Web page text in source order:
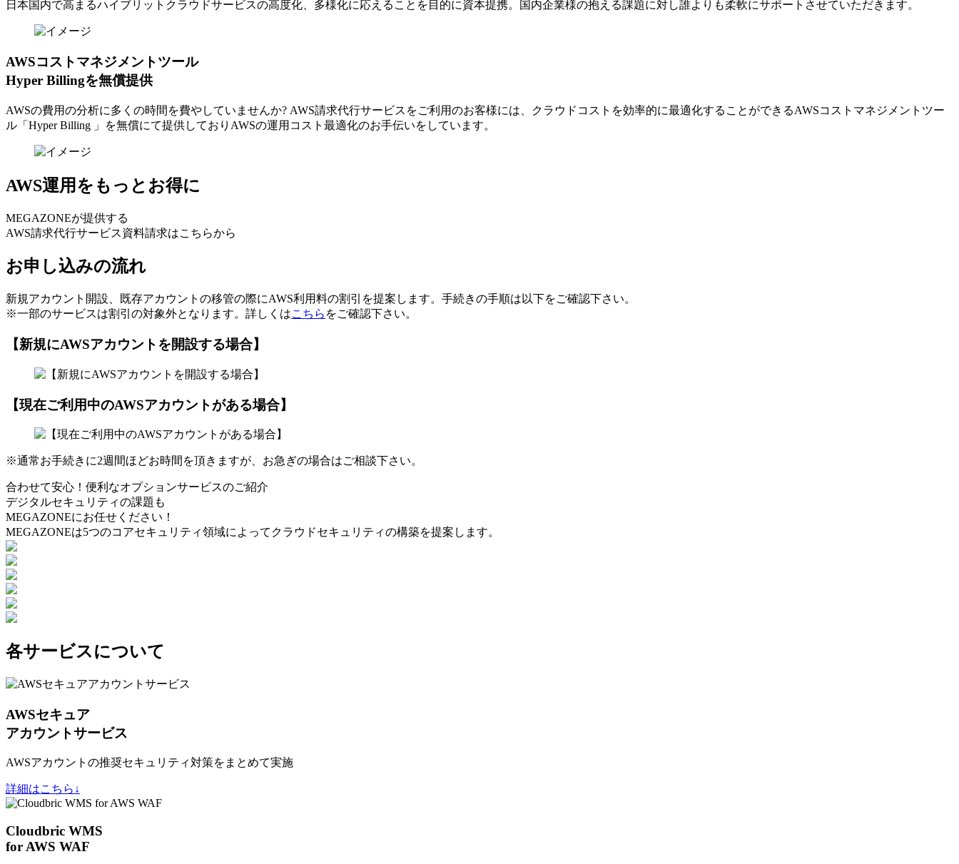
日本国内で高まるハイブリットクラウドサービスの高度化、多様化に応えることを目的に資本提携。国内企業様の抱える課題に対し誰よりも柔軟にサポートさせていただきます。
AWSコストマネジメントツール
Hyper Billingを無償提供
AWSの費⽤の分析に多くの時間を費やしていませんか? AWS請求代⾏サービスをご利⽤のお客様には、クラウドコストを効率的に最適化することができるAWSコストマネジメントツー
ル「Hyper Billing 」を無償にて提供しておりAWSの運⽤コスト最適化のお⼿伝いをしています。
AWS運用をもっとお得に
MEGAZONEが提供する
AWS請求代行サービス資料請求はこちらから
お申し込みの流れ
新規アカウント開設、既存アカウントの移管の際にAWS利用料の割引を提案します。手続きの手順は以下をご確認下さい。
※一部のサービスは割引の対象外となります。詳しくはこちら をご確認下さい。
【新規にAWSアカウントを開設する場合】
【現在ご利用中のAWSアカウントがある場合】
※通常お手続きに2週間ほどお時間を頂きますが、お急ぎの場合はご相談下さい。
合わせて安心！便利なオプションサービスのご紹介
デジタルセキュリティの課題も
MEGAZONEにお任せください！
MEGAZONEは5つのコアセキュリティ領域によってクラウドセキュリティの構築を提案します。
各サービスについて
AWSセキュア
アカウントサービス
AWSアカウントの推奨セキュリティ対策をまとめて実施
詳細はこちら↓
Cloudbric WMS
for AWS WAF